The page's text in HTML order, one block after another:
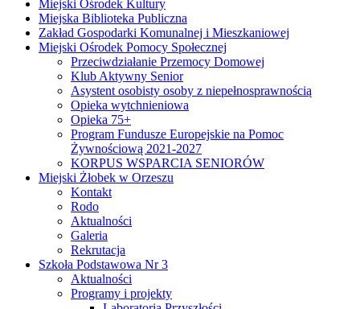
Miejski Ośrodek Kultury
Miejska Biblioteka Publiczna
Zakład Gospodarki Komunalnej i Mieszkaniowej
Miejski Ośrodek Pomocy Społecznej
Przeciwdziałanie Przemocy Domowej
Klub Aktywny Senior
Asystent osobisty osoby z niepełnosprawnością
Opieka wytchnieniowa
Opieka 75+
Program Fundusze Europejskie na Pomoc
Żywnościową 2021-2027
KORPUS WSPARCIA SENIORÓW
Miejski Żłobek w Orzeszu
Kontakt
Rodo
Aktualności
Galeria
Rekrutacja
Szkoła Podstawowa Nr 3
Aktualności
Programy i projekty